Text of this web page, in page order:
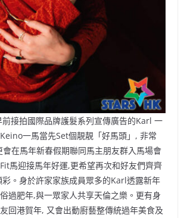
接拍國際品牌護髮系列宣傳廣告的Karl 一
一馬當先Set個靚靚「好馬頭」, 非常
在馬年新春假期聯同馬主朋友群入馬場會
馬迎接馬年好運,更希望再次和好友們齊齊
。身於許家家族成員眾多的Karl透露新年
過肥年,與一眾家人共享天倫之樂。更有身
回港賀年, 又會出動廚藝整傳統過年美食及